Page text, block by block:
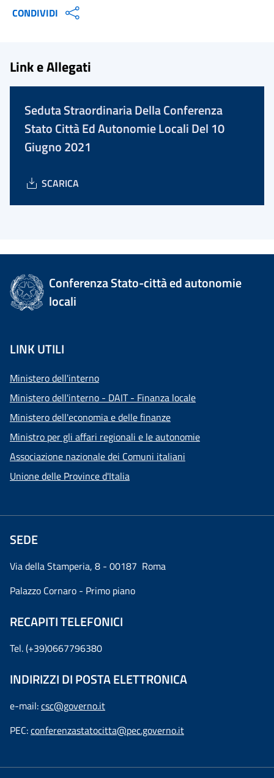
CONDIVIDI
Link e Allegati
Seduta Straordinaria Della Conferenza
Stato Città Ed Autonomie Locali Del 10
Giugno 2021
SCARICA
Conferenza Stato-città ed autonomie
locali
LINK UTILI
Ministero dell'interno
Ministero dell'interno - DAIT - Finanza locale
Ministero dell'economia e delle finanze
Ministro per gli affari regionali e le autonomie
Associazione nazionale dei Comuni italiani
Unione delle Province d'Italia
SEDE
Via della Stamperia, 8 - 00187 Roma
Palazzo Cornaro - Primo piano
RECAPITI TELEFONICI
Tel. (+39)0667796380
INDIRIZZI DI POSTA ELETTRONICA
e-mail:csc@governo.it
PEC:conferenzastatocitta@pec.governo.it